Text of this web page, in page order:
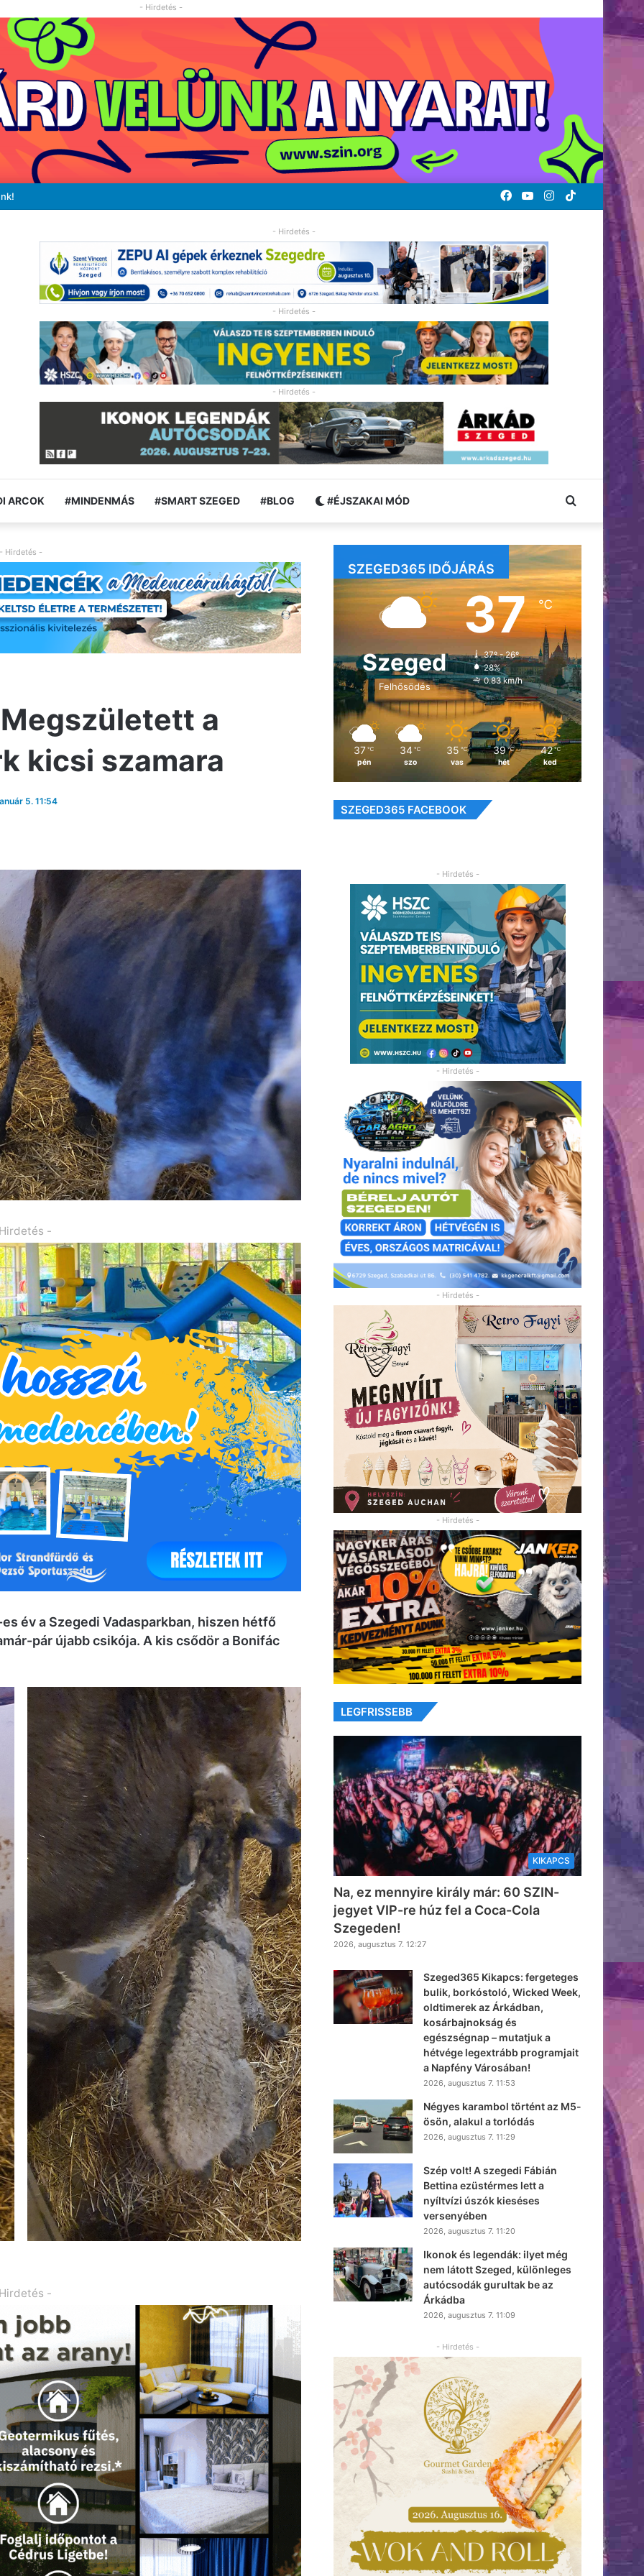
- Hirdetés -
TikTok
Instagram
YouTube
Facebook
- Hirdetés -
- Hirdetés -
- Hirdetés -
ARCOK #MINDENMÁS #SMART SZEGED #BLOG #ÉJSZAKAI MÓD Keresés:
- Hirdetés -
a
kicsi szamara
5. 11:54
-
év a Szegedi Vadasparkban, hiszen hétfő
pár újabb csikója. A kis csődör a Bonifác
-
SZEGED365 IDŐJÁRÁS
Szeged
Felhősödés
37℃
37º - 26º
28%
0.83 km/h
37 ℃
pén
34 ℃
szo
35 ℃
vas
39 ℃
hét
42 ℃
ked
SZEGED365 FACEBOOK
- Hirdetés -
- Hirdetés -
- Hirdetés -
- Hirdetés -
LEGFRISSEBB
KIKAPCS
Na, ez mennyire király már: 60 SZIN-
jegyet VIP-re húz fel a Coca-Cola
Szegeden!
2026, augusztus 7. 12:27
Szeged365 Kikapcs: fergeteges
bulik, borkóstoló, Wicked Week,
oldtimerek az Árkádban,
kosárbajnokság és
egészségnap – mutatjuk a
hétvége legextrább programjait
a Napfény Városában!
2026, augusztus 7. 11:53
Négyes karambol történt az M5-
ösön, alakul a torlódás
2026, augusztus 7. 11:29
Szép volt! A szegedi Fábián
Bettina ezüstérmes lett a
nyíltvízi úszók kieséses
versenyében
2026, augusztus 7. 11:20
Ikonok és legendák: ilyet még
nem látott Szeged, különleges
autócsodák gurultak be az
Árkádba
2026, augusztus 7. 11:09
- Hirdetés -